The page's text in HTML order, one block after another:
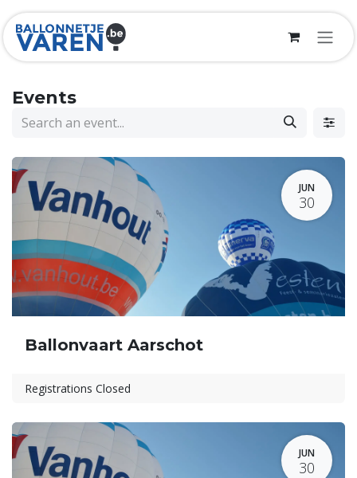
Skip to Content
Events
JUN
30
Ballonvaart Aarschot
Registrations Closed
JUN
30